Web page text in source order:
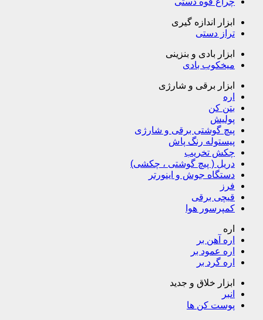
ابزار اندازه گیری
تراز دستی
ابزار بادی و بنزینی
میخکوب بادی
ابزار برقی و شارژی
اره
بتن کن
پولیش
پیچ گوشتی برقی و شارژی
پیستوله رنگ پاش
چکش تخریب
دریل ( پیچ گوشتی ، چکشی)
دستگاه جوش و اینورتر
فرز
قیچی برقی
کمپرسور هوا
اره
اره آهن بر
اره عمود بر
اره گرد بر
ابزار خلاق و جدید
انبر
پوست کن ها